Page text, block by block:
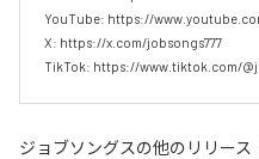
YouTube: https://
X: https://x.com/jobsongs777
TikTok: https://www.tiktok.com/
ジョブソングスの他のリリース